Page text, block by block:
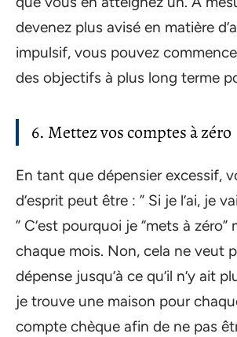
devenez plus avisé en matière
impulsif, vous pouvez
des objectifs à plus long terme
6. Mettez vos comptes à zéro
En tant que dépensier excessif,
d’esprit peut être : ” Si je l’ai, je
” C’est pourquoi je “mets à
chaque mois. Non, cela ne veut
dépense jusqu’à ce qu’il n’y ait
je trouve une maison pour
compte chèque afin de ne pas